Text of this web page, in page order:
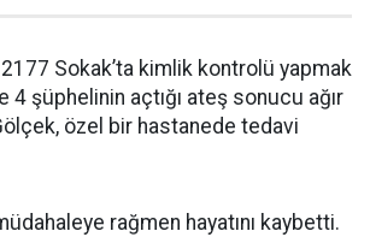
Sokak’ta kimlik kontrolü yapmak
şüphelinin açtığı ateş sonucu ağır
özel bir hastanede tedavi
rağmen hayatını kaybetti.